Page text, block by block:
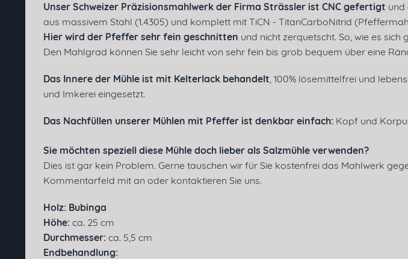
Unser Schweizer Präzisionsmahlwerk der Firma Strässler ist CNC gefertigt und
aus massivem Stahl (1.4305) und komplett mit TiCN - TitanCarboNitrid
Hier wird der Pfeffer sehr fein geschnitten und nicht zerquetscht. So, wie es
Den Mahlgrad können Sie sehr leicht von sehr fein bis grob bequem über eine
Das Innere der Mühle ist mit Kelterlack behandelt, 100% lösemittelfrei und
und Imkerei eingesetzt.
Das Nachfüllen unserer Mühlen mit Pfeffer ist denkbar einfach: Kopf und
Sie möchten speziell diese Mühle doch lieber als Salzmühle verwenden?
Dies ist gar kein Problem. Gerne tauschen wir für Sie kostenfrei das Mahlwerk
Kommentarfeld mit an oder kontaktieren Sie uns.
Holz: Bubinga
Höhe: ca. 25 cm
Durchmesser: ca. 5,5 cm
Endbehandlung: